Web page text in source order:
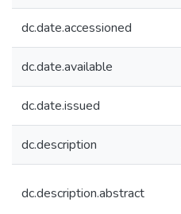
dc.date.accessioned
dc.date.available
dc.date.issued
dc.description
dc.description.abstract